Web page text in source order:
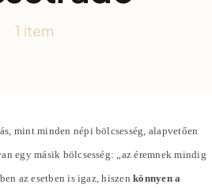
1 item
mint minden népi bölcsesség, alapvetően
egy másik bölcsesség: „az éremnek mindig
az esetben is igaz, hiszenkönnyen a